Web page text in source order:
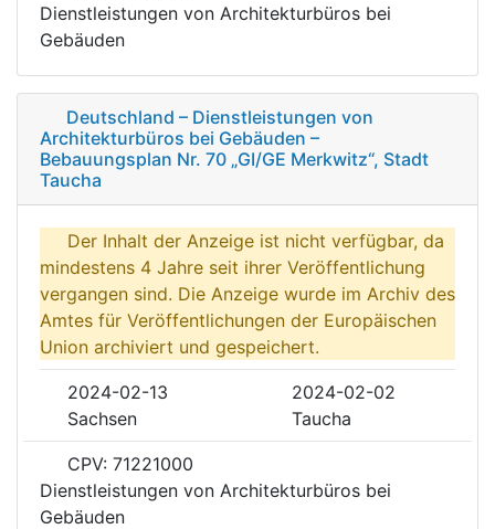
Dienstleistungen von Architekturbüros bei
Gebäuden
Deutschland – Dienstleistungen von
Architekturbüros bei Gebäuden –
Bebauungsplan Nr. 70 „GI/GE Merkwitz“, Stadt
Taucha
Der Inhalt der Anzeige ist nicht verfügbar, da
mindestens 4 Jahre seit ihrer Veröffentlichung
vergangen sind. Die Anzeige wurde im Archiv des
Amtes für Veröffentlichungen der Europäischen
Union archiviert und gespeichert.
2024-02-13
2024-02-02
Sachsen
Taucha
CPV: 71221000
Dienstleistungen von Architekturbüros bei
Gebäuden